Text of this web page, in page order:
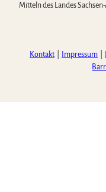
Mitteln des Landes
Kontakt Impressum